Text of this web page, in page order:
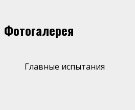
Фотогалерея
Главные испытания